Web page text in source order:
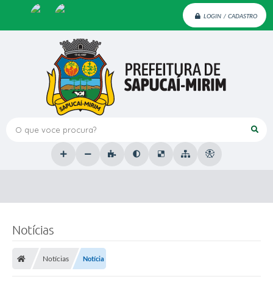
LOGIN / CADASTRO
O que voce procura?
Notícias
Notícias Notícia